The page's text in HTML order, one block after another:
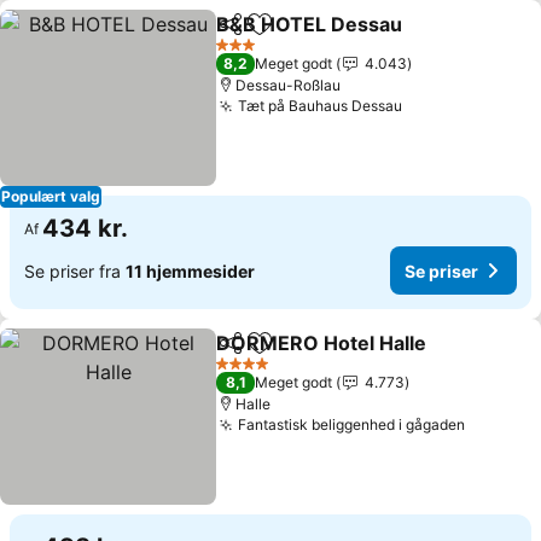
Populært valg
Del Føj til favoritter
B&B HOTEL Dessau
3 Stjerner
8,2 Meget godt
4.043
Dessau-Roßlau
Tæt på Bauhaus Dessau
Af 434 kr.
Se priser fra 11 hjemmesider Se priser
Del Føj til favoritter
DORMERO Hotel Halle
4 Stjerner
8,1 Meget godt
4.773
Halle
Fantastisk beliggenhed i gågaden